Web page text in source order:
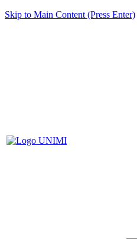
Skip to Main Content (Press Enter)